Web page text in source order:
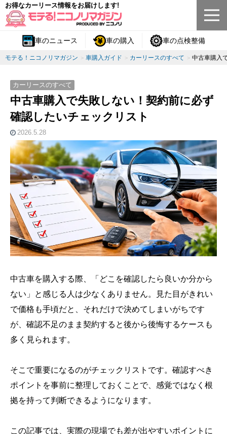
お得なカーリース情報をお届けします!
車のニュース 車の購入 車の点検整備
モテる！ニコノリマガジン 車購入ガイド カーリースのすべて 中古車購入
カーリースのすべて
中古車購入で失敗しない！契約前に必ず
確認したいチェックリスト
2026.5.28
中古車を購入する際、「どこを確認したら良いか分から
ない」と感じる人は少なくありません。見た目がきれい
で価格も手頃だと、それだけで決めてしまいがちです
が、確認不足のまま契約すると後から後悔するケースも
多く見られます。
そこで重要になるのがチェックリストです。確認すべき
ポイントを事前に整理しておくことで、感覚ではなく根
拠を持って判断できるようになります。
この記事では、実際の現場でも差が出やすいポイントに